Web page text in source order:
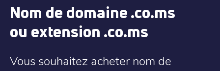
Nom de domaine .co.ms
ou extension .co.ms
Vous souhaitez acheter nom de